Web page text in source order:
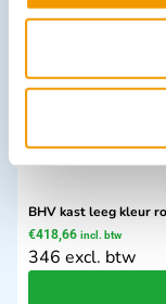
BHV kast leeg kleur
€418,66 incl. btw
346 excl. btw